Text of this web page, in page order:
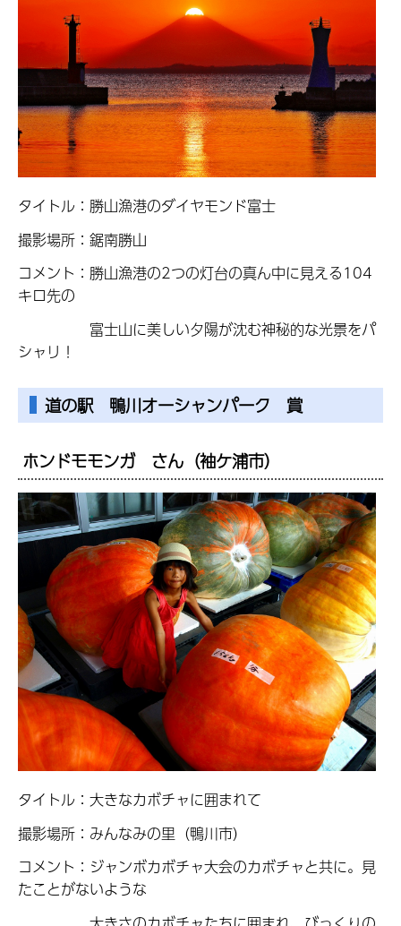
タイトル：勝山漁港のダイヤモンド富士
撮影場所：鋸南勝山
コメント：勝山漁港の2つの灯台の真ん中に見える104
キロ先の
富士山に美しい夕陽が沈む神秘的な光景をパ
シャリ！
道の駅 鴨川オーシャンパーク 賞
ホンドモモンガ さん（袖ケ浦市）
タイトル：大きなカボチャに囲まれて
撮影場所：みんなみの里（鴨川市）
コメント：ジャンボカボチャ大会のカボチャと共に。見
たことがないような